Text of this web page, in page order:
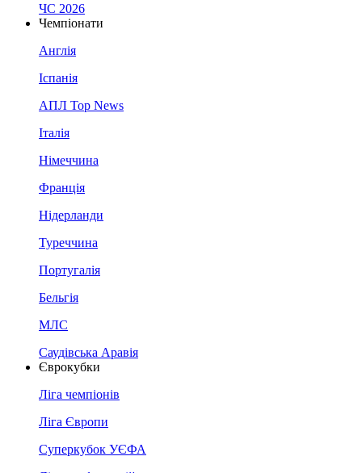
ЧС 2026
Чемпіонати
Англія
Іспанія
АПЛ Top News
Італія
Німеччина
Франція
Нідерланди
Туреччина
Португалія
Бельгія
МЛС
Саудівська Аравія
Єврокубки
Ліга чемпіонів
Ліга Європи
Суперкубок УЄФА